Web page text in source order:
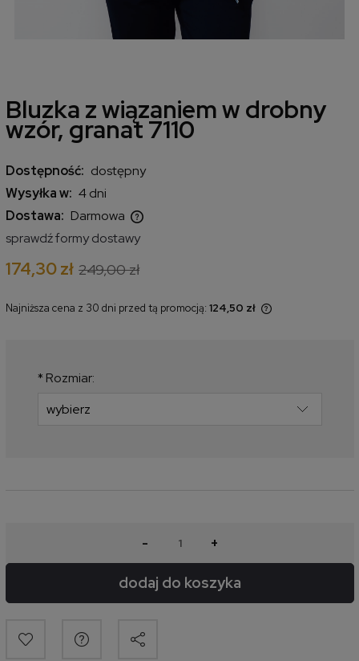
Bluzka z wiązaniem w drobny
wzór, granat 7110
Dostępność: dostępny
Wysyłka w: 4 dni
Dostawa: Darmowa
Cena nie zawiera ewentualnych kosztów płatności
sprawdź formy dostawy
174,30 zł 249,00 zł
Najniższa cena z 30 dni przed tą promocją: 124,50 zł
* Rozmiar:
- +
dodaj do koszyka